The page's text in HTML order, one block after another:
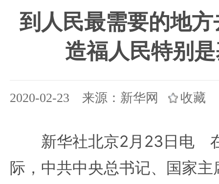
到人民最需要的地
造福人民特别
2020-02-23 来源：新华网 收藏
新华社北京2月23日电 在
际，中共中央总书记、国家